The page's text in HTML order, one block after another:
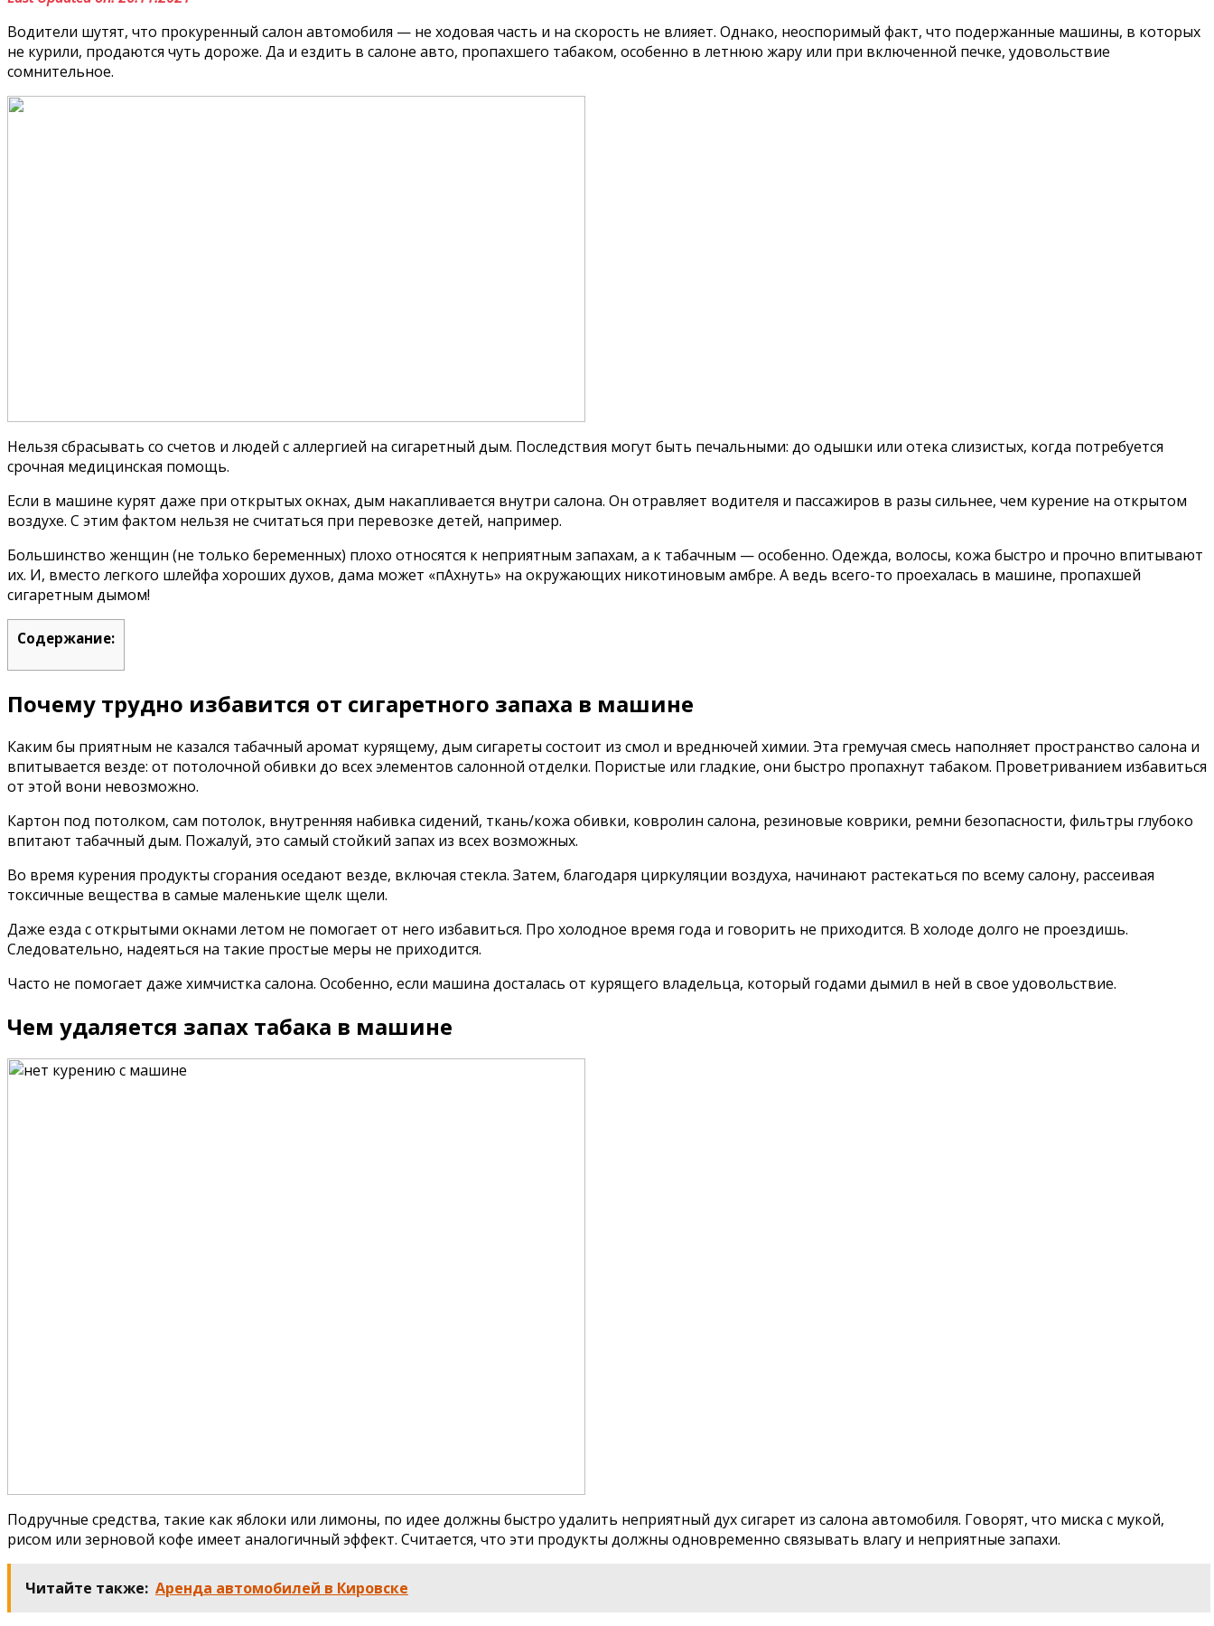
Водители шутят, что прокуренный салон автомобиля — не ходовая часть и на скорость не влияет. Однако, неоспоримый факт, что подержанные машины, в которых
не курили, продаются чуть дороже. Да и ездить в салоне авто, пропахшего табаком, особенно в летнюю жару или при включенной печке, удовольствие
сомнительное.
Нельзя сбрасывать со счетов и людей с аллергией на сигаретный дым. Последствия могут быть печальными: до одышки или отека слизистых, когда потребуется
срочная медицинская помощь.
Если в машине курят даже при открытых окнах, дым накапливается внутри салона. Он отравляет водителя и пассажиров в разы сильнее, чем курение на открытом
воздухе. С этим фактом нельзя не считаться при перевозке детей, например.
Большинство женщин (не только беременных) плохо относятся к неприятным запахам, а к табачным — особенно. Одежда, волосы, кожа быстро и прочно впитывают
их. И, вместо легкого шлейфа хороших духов, дама может «пАхнуть» на окружающих никотиновым амбре. А ведь всего-то проехалась в машине, пропахшей
сигаретным дымом!
Содержание:
Почему трудно избавится от сигаретного запаха в машине
Каким бы приятным не казался табачный аромат курящему, дым сигареты состоит из смол и вреднючей химии. Эта гремучая смесь наполняет пространство салона и
впитывается везде: от потолочной обивки до всех элементов салонной отделки. Пористые или гладкие, они быстро пропахнут табаком. Проветриванием избавиться
от этой вони невозможно.
Картон под потолком, сам потолок, внутренняя набивка сидений, ткань/кожа обивки, ковролин салона, резиновые коврики, ремни безопасности, фильтры глубоко
впитают табачный дым. Пожалуй, это самый стойкий запах из всех возможных.
Во время курения продукты сгорания оседают везде, включая стекла. Затем, благодаря циркуляции воздуха, начинают растекаться по всему салону, рассеивая
токсичные вещества в самые маленькие щелк щели.
Даже езда с открытыми окнами летом не помогает от него избавиться. Про холодное время года и говорить не приходится. В холоде долго не проездишь.
Следовательно, надеяться на такие простые меры не приходится.
Часто не помогает даже химчистка салона. Особенно, если машина досталась от курящего владельца, который годами дымил в ней в свое удовольствие.
Чем удаляется запах табака в машине
Подручные средства, такие как яблоки или лимоны, по идее должны быстро удалить неприятный дух сигарет из салона автомобиля. Говорят, что миска с мукой,
рисом или зерновой кофе имеет аналогичный эффект. Считается, что эти продукты должны одновременно связывать влагу и неприятные запахи.
Читайте также: Аренда автомобилей в Кировске